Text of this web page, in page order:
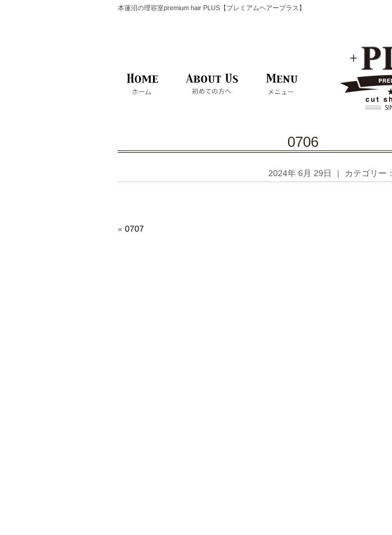
本蓮沼の理容室premium hair PLUS【プレミアムヘアープラス】
0706
2024年 6月 29日 ｜ カテゴリー：
« 0707